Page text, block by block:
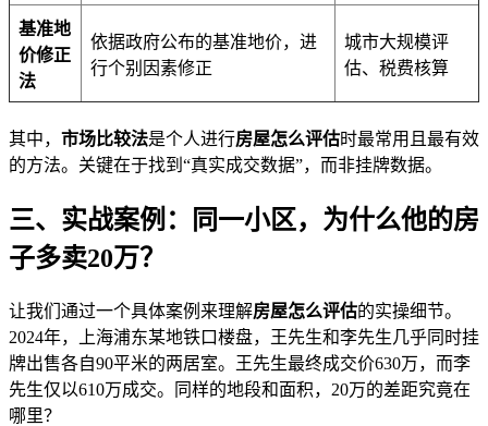
基准地
价修正
法
依据政府公布的基准地价，进
行个别因素修正
城市大规模评
估、税费核算
其中， 市场比较法是个人进行房屋怎么评估时最常用且最有效
的方法。关键在于找到“真实成交数据”，而非挂牌数据。
三、实战案例：同一小区，为什么他的房
子多卖20万？
让我们通过一个具体案例来理解房屋怎么评估的实操细节。
2024年，上海浦东某地铁口楼盘，王先生和李先生几乎同时挂
牌出售各自90平米的两居室。王先生最终成交价630万，而李
先生仅以610万成交。同样的地段和面积，20万的差距究竟在
哪里？